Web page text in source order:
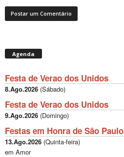
Agenda
Festa de Verao dos Unidos
8.Ago.2026 (Sábado)
Festa de Verao dos Unidos
9.Ago.2026 (Domingo)
Festas em Honra de São Paulo
13.Ago.2026 (Quinta-feira)
em Amor